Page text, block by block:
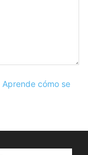
Aprende cómo se